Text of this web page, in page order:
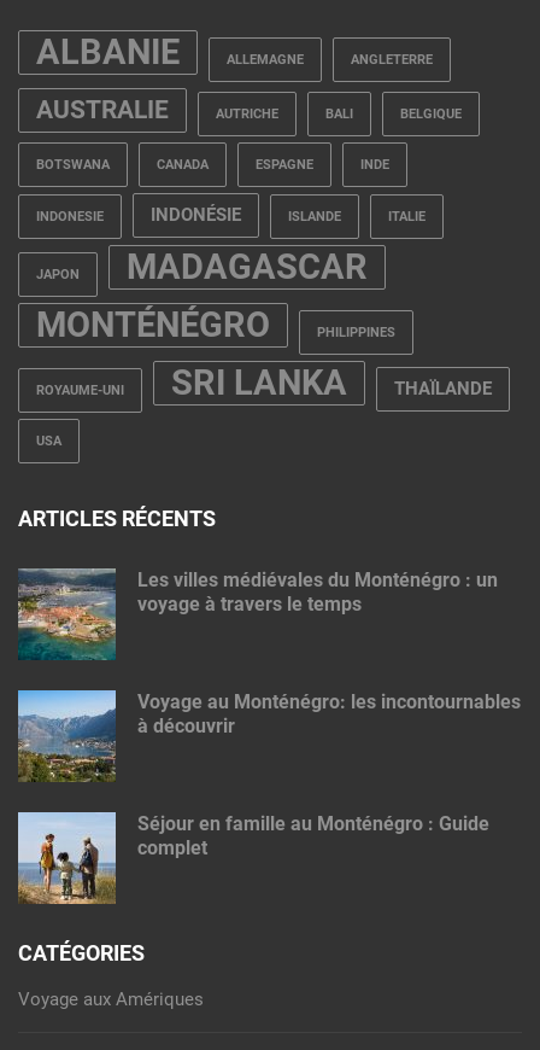
ALBANIE ALLEMAGNE ANGLETERRE
AUSTRALIE AUTRICHE BALI BELGIQUE
BOTSWANA CANADA ESPAGNE INDE
INDONESIE INDONÉSIE ISLANDE ITALIE
JAPON
MADAGASCAR
MONTÉNÉGRO
PHILIPPINES
ROYAUME-UNI SRI LANKA THAÏLANDE
USA
ARTICLES RÉCENTS
Les villes médiévales du Monténégro : un
voyage à travers le temps
Voyage au Monténégro: les incontournables
à découvrir
Séjour en famille au Monténégro : Guide
complet
CATÉGORIES
Voyage aux Amériques